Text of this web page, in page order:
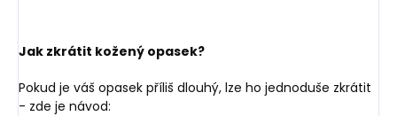
Jak zkrátit kožený opasek?
Pokud je váš opasek příliš dlouhý, lze ho jednoduše zkrátit
- zde je návod: